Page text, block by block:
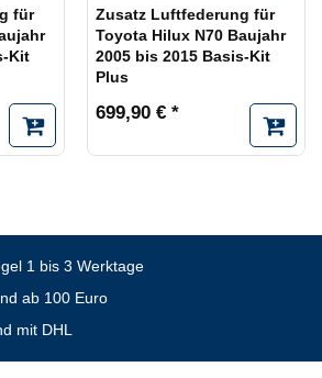
für
Kit
Zusatz Luftfederung für
Toyota Hilux N70 Baujahr
2005 bis 2015 Basis-Kit
Plus
699,90 € *
1 bis 3 Werktage
ab 100 Euro
mit DHL